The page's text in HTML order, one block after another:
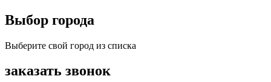
Выбор города
Выберите свой город из списка
заказать звонок